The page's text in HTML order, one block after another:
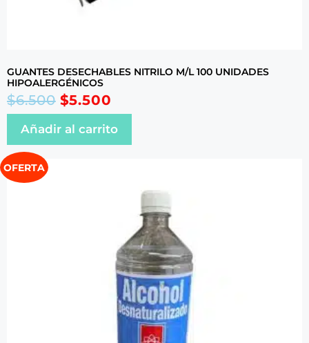
GUANTES DESECHABLES NITRILO M/L 100 UNIDADES
HIPOALERGÉNICOS
$6.500 $5.500
Añadir al carrito
OFERTA